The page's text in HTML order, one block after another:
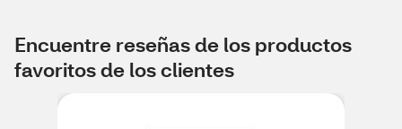
Encuentre reseñas de los productos
favoritos de los clientes